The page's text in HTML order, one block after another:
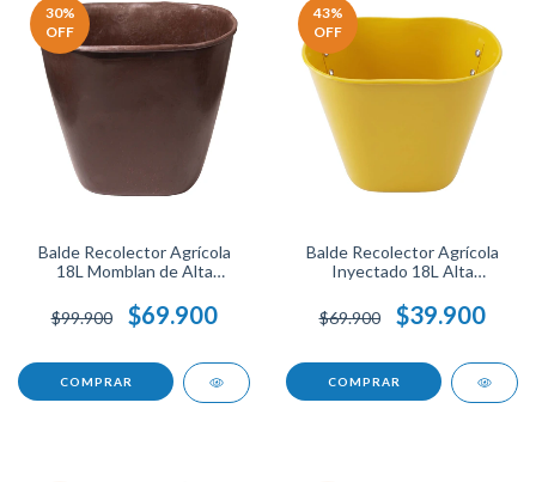
30%
OFF
Balde Recolector Agrícola
18L Momblan de Alta
$99.900
$69.900
COMPRAR
43%
OFF
Balde Recolector Agrícola
Inyectado 18L Alta
$69.900
$39.900
COMPRAR